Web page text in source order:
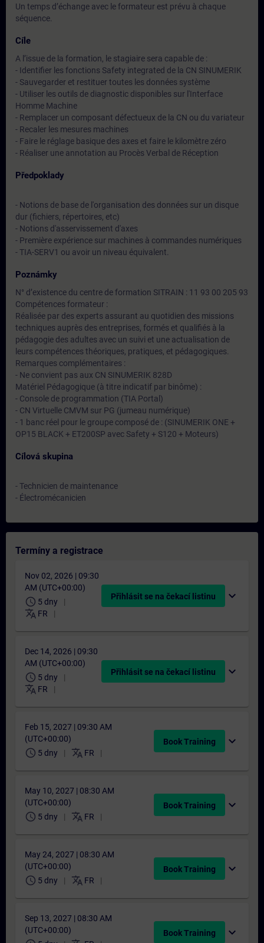
Un temps d’échange avec le formateur est prévu à chaque
séquence.
Cíle
A l’issue de la formation, le stagiaire sera capable de :
- Identifier les fonctions Safety integrated de la CN SINUMERIK
- Sauvegarder et restituer toutes les données système
- Utiliser les outils de diagnostic disponibles sur l'Interface
Homme Machine
- Remplacer un composant défectueux de la CN ou du variateur
- Recaler les mesures machines
- Faire le réglage basique des axes et faire le kilomètre zéro
- Réaliser une annotation au Procès Verbal de Réception
Předpoklady
- Notions de base de l'organisation des données sur un disque
dur (fichiers, répertoires, etc)
- Notions d'asservissement d'axes
- Première expérience sur machines à commandes numériques
- TIA-SERV1 ou avoir un niveau équivalent.
Poznámky
N° d’existence du centre de formation SITRAIN : 11 93 00 205 93
Compétences formateur :
Réalisée par des experts assurant au quotidien des missions
techniques auprès des entreprises, formés et qualifiés à la
pédagogie des adultes avec un suivi et une actualisation de
leurs compétences théoriques, pratiques, et pédagogiques.
Remarques complémentaires :
- Ne convient pas aux CN SINUMERIK 828D
Matériel Pédagogique (à titre indicatif par binôme) :
- Console de programmation (TIA Portal)
- CN Virtuelle CMVM sur PG (jumeau numérique)
- 1 banc réel pour le groupe composé de : (SINUMERIK ONE +
OP15 BLACK + ET200SP avec Safety + S120 + Moteurs)
Cílová skupina
- Technicien de maintenance
- Électromécanicien
Termíny a registrace
Nov 02, 2026 | 09:30
AM (UTC+00:00)
schedule 5 dny
translate FR
Přihlásit se na čekací listinu expand_more
Dec 14, 2026 | 09:30
AM (UTC+00:00)
schedule 5 dny
translate FR
Přihlásit se na čekací listinu expand_more
Feb 15, 2027 | 09:30 AM
(UTC+00:00)
schedule 5 dny translate FR
Book Training expand_more
May 10, 2027 | 08:30 AM
(UTC+00:00)
schedule 5 dny translate FR
Book Training expand_more
May 24, 2027 | 08:30 AM
(UTC+00:00)
schedule 5 dny translate FR
Book Training expand_more
Sep 13, 2027 | 08:30 AM
(UTC+00:00)
Book Training expand_more